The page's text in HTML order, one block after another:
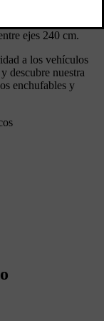
ejes 240 cm.
a los vehículos
descubre nuestra
enchufables y